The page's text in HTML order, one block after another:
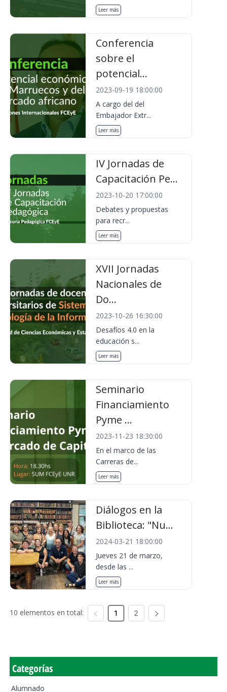
Leer más
Conferencia
sobre el
potencial...
2023-09-19 18:00:00
A cargo del del
Embajador Extr...
Leer más
IV Jornadas de
Capacitación Pe...
2023-10-20 17:00:00
Debates y propuestas
para recr...
Leer más
XVII Jornadas
Nacionales de
Do...
2023-10-26 16:30:00
Desafíos 4.0 en la
educación s...
Leer más
Seminario
Financiamiento
Pyme ...
2023-11-23 18:30:00
En el marco de las
Carreras de...
Leer más
Diálogos en la
Biblioteca: "Nu...
2024-03-21 18:00:00
Jueves 21 de marzo,
desde las ...
Leer más
10 elementos en total: 1 2
Categorías
Alumnado